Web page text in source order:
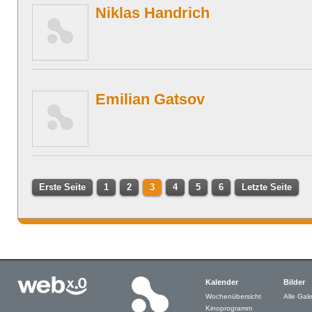
Niklas Handrich
Emilian Gatsov
Erste Seite 1 2 3 4 5 6 Letzte Seite
Kalender
Wochenübersicht
Kinoprogramm
Bilder
Alle